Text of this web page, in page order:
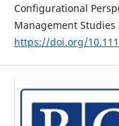
Configurational
Management Studies
https://doi.org/